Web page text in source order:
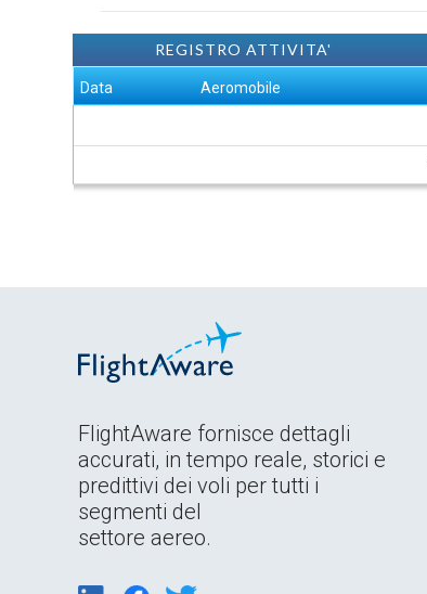
REGISTRO ATTIVITA'
Data Aeromobile
FlightAware fornisce dettagli
accurati, in tempo reale, storici e
predittivi dei voli per tutti i
segmenti del
settore aereo.